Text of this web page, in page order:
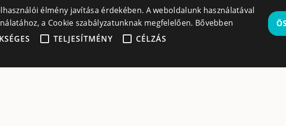
Tudásfórum info@cegek.ro
élmény javítása érdekében. A weboldalunk használatával
a Cookie szabályzatunknak megfelelően. Bővebben
TELJESÍTMÉNY
CÉLZÁS